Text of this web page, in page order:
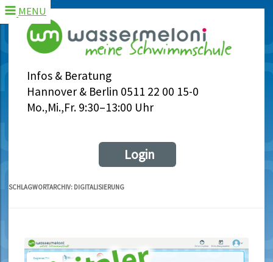
Infos & Beratung
Hannover & Berlin 0511 22 00 15-0
Mo.,Mi.,Fr. 9:30–13:00 Uhr
MENU
Login
SCHLAGWORTARCHIV: DIGITALISIERUNG